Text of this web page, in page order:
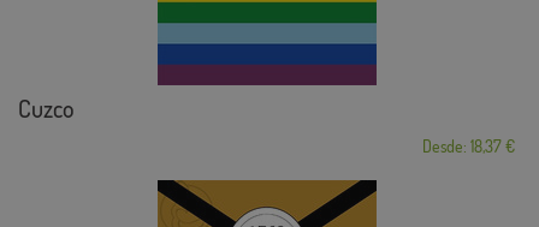
Cuzco
Desde: 18,37 €